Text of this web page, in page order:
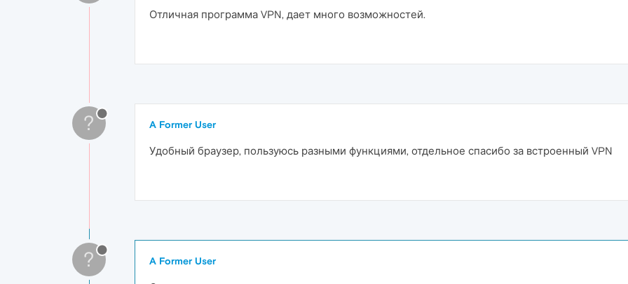
Отличная программа VPN, дает много возможностей.
? A Former User
Удобный браузер, пользуюсь разными функциями, отдельное спасибо за встроенный VPN
? A Former User